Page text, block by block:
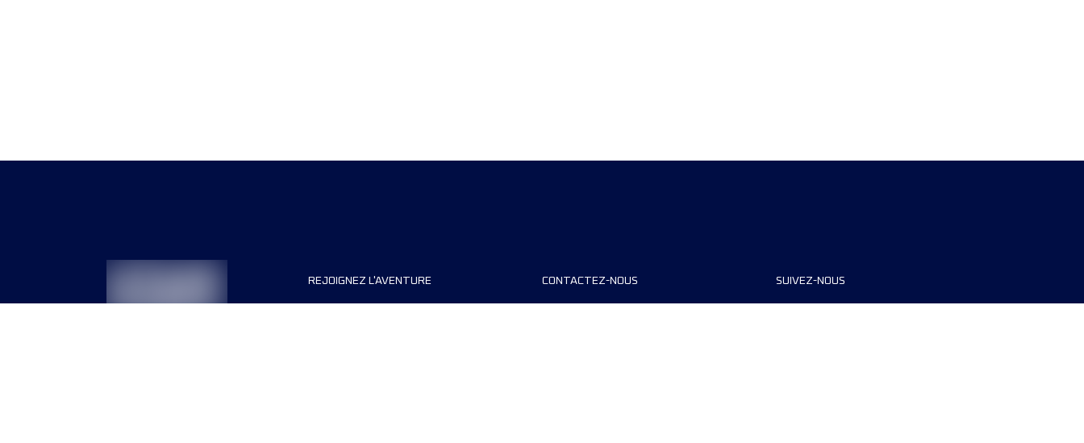
REJOIGNEZ L'AVENTURE CONTACTEZ-NOUS SUIVEZ-NOUS